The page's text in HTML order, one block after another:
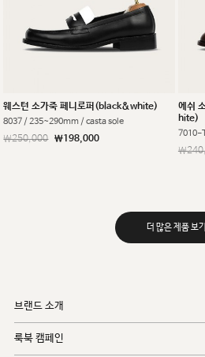
웨스턴 소가죽 페니로퍼(black&white)
8037 / 235~290mm / casta sole
￦250,000 ￦198,000
에쉬
hite)
7010-
￦
더 많은 제품 보기
브랜드 소개
룩북 캠페인